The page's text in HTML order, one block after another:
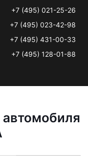
+7 (495) 021-25-26
+7 (495) 023-42-98
+7 (495) 431-00-33
+7 (495) 128-01-88